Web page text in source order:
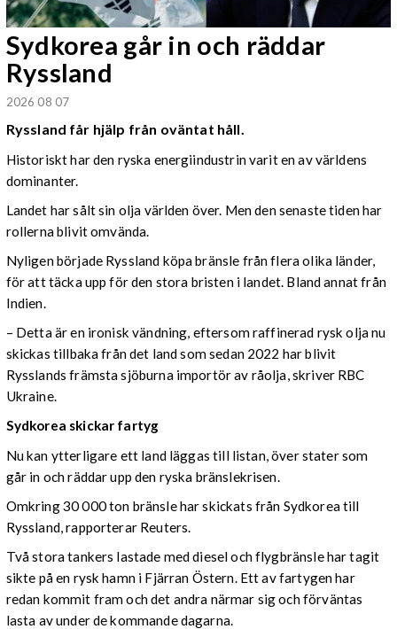
Sydkorea går in och räddar
Ryssland
2026 08 07
Ryssland får hjälp från oväntat håll.
Historiskt har den ryska energiindustrin varit en av världens
dominanter.
Landet har sålt sin olja världen över. Men den senaste tiden har
rollerna blivit omvända.
Nyligen började Ryssland köpa bränsle från flera olika länder,
för att täcka upp för den stora bristen i landet. Bland annat från
Indien.
– Detta är en ironisk vändning, eftersom raffinerad rysk olja nu
skickas tillbaka från det land som sedan 2022 har blivit
Rysslands främsta sjöburna importör av råolja, skriver RBC
Ukraine.
Sydkorea skickar fartyg
Nu kan ytterligare ett land läggas till listan, över stater som
går in och räddar upp den ryska bränslekrisen.
Omkring 30 000 ton bränsle har skickats från Sydkorea till
Ryssland, rapporterar Reuters.
Två stora tankers lastade med diesel och flygbränsle har tagit
sikte på en rysk hamn i Fjärran Östern. Ett av fartygen har
redan kommit fram och det andra närmar sig och förväntas
lasta av under de kommande dagarna.